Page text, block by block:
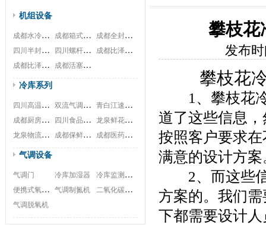
机组设备
成都水冷式机组
成都箱式一体机
成都全封闭机组
四川半封闭机组
四川螺杆式机组
成都比泽尔螺杆
成都比泽尔双极
成都活塞式机组
冷库系列
四川高温冷库工程
双流气调冷库工程
青白江速冻冷库安装工程
成都厨房冷库安装工程
四川食品冷库安装工程
龙泉鲜花冷库安装工程
龙泉物流冷库安装工程
成都保鲜冷库安装工程
成都医药冷库安装工程
气调设备
气调门 冷库加湿器
冷库监测系统
便携式氧测试仪 气调制氮机 二氧化碳脱除
气调脱氧机
攀枝花
发布
攀枝花
1、攀枝花冷
道了这些信息
按照客户要求
满意的设计方案
2、而这些信
方案的。我们
下都需要设计